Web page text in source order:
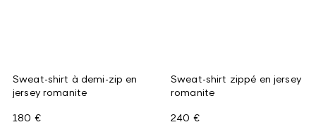
Sweat-shirt à demi-zip en
jersey romanite
180 €
Sweat-shirt zippé en jersey
romanite
240 €